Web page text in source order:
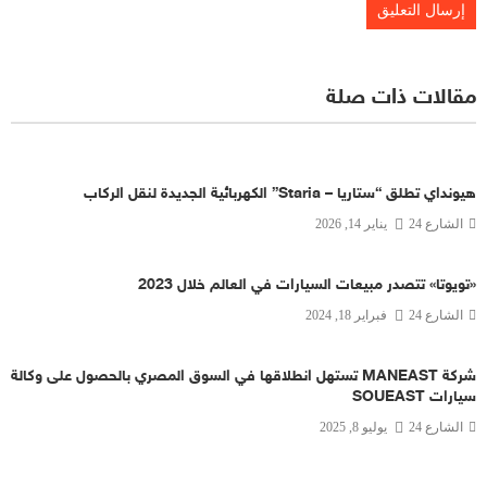
مقالات ذات صلة
هيونداي تطلق “ستاريا – Staria” الكهربائية الجديدة لنقل الركاب
الشارع 24 يناير 14, 2026
«تويوتا» تتصدر مبيعات السيارات في العالم خلال 2023
الشارع 24 فبراير 18, 2024
شركة MANEAST تستهل انطلاقها في السوق المصري بالحصول على وكالة
سيارات SOUEAST
الشارع 24 يوليو 8, 2025